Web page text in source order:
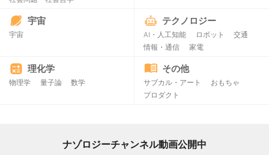
宇宙
宇宙
テクノロジー
AI・人工知能 ロボット
交通
情報・通信
家電
理化学
物理学 量子論 数学
その他
サブカル・アート
おもちゃ
プロダクト
ナゾロジーチャンネル動画公開中